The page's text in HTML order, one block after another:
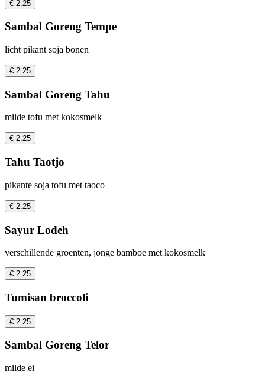
€ 2.25
Sambal Goreng Tempe
licht pikant soja bonen
€ 2.25
Sambal Goreng Tahu
milde tofu met kokosmelk
€ 2.25
Tahu Taotjo
pikante soja tofu met taoco
€ 2.25
Sayur Lodeh
verschillende groenten, jonge bamboe met kokosmelk
€ 2.25
Tumisan broccoli
€ 2.25
Sambal Goreng Telor
milde ei